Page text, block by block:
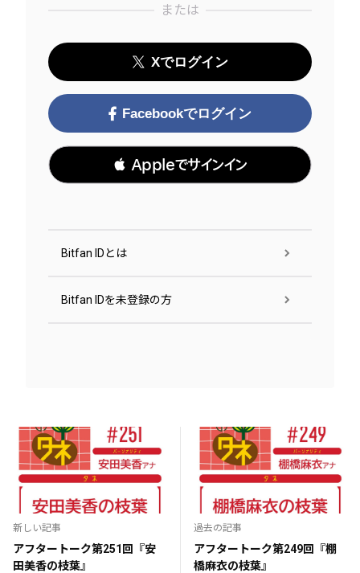
または
Xでログイン
Facebookでログイン
 Appleでサインイン
Bitfan IDとは
Bitfan IDを未登録の方
新しい記事
アフタートーク第251回『安
田美香の枝葉』
過去の記事
アフタートーク第249回『棚
橋麻衣の枝葉』